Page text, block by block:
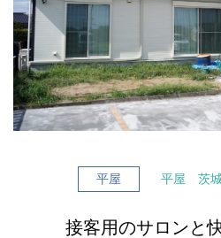
平屋 平屋 茨
接客用のサロンと